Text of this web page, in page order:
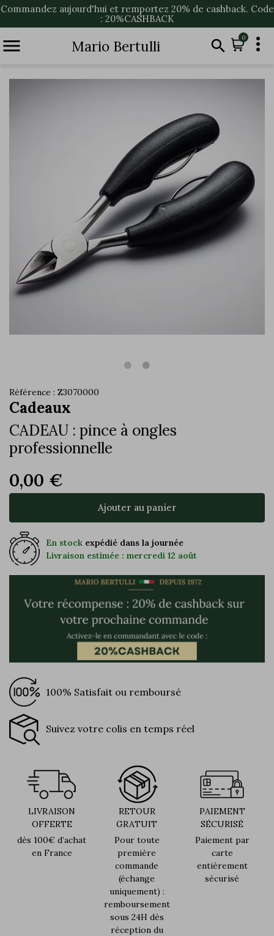
Commandez aujourd'hui et remportez 20% de cashback. Code
: 20%CASHBACK
 Mario Bertulli  0 
Référence : Z3070000
Cadeaux
CADEAU : pince à ongles
professionnelle
0,00 €
Ajouter au panier
En stock expédié dans la journée
Livraison estimée : mercredi 12 août
100% Satisfait ou remboursé
Suivez votre colis en temps réel
LIVRAISON
OFFERTE
dès 100€ d’achat
en France
RETOUR
GRATUIT
Pour toute
première
commande
(échange
uniquement) :
remboursement
sous 24H dès
réception du
PAIEMENT
SÉCURISÉ
Paiement par
carte
entièrement
sécurisé